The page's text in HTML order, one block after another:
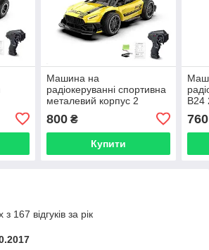
Машина на
радіокеруванні спортивна
металевий корпус 2
батарейках SL-214A
800₴
Купити
B24
760
167 відгуків за рік